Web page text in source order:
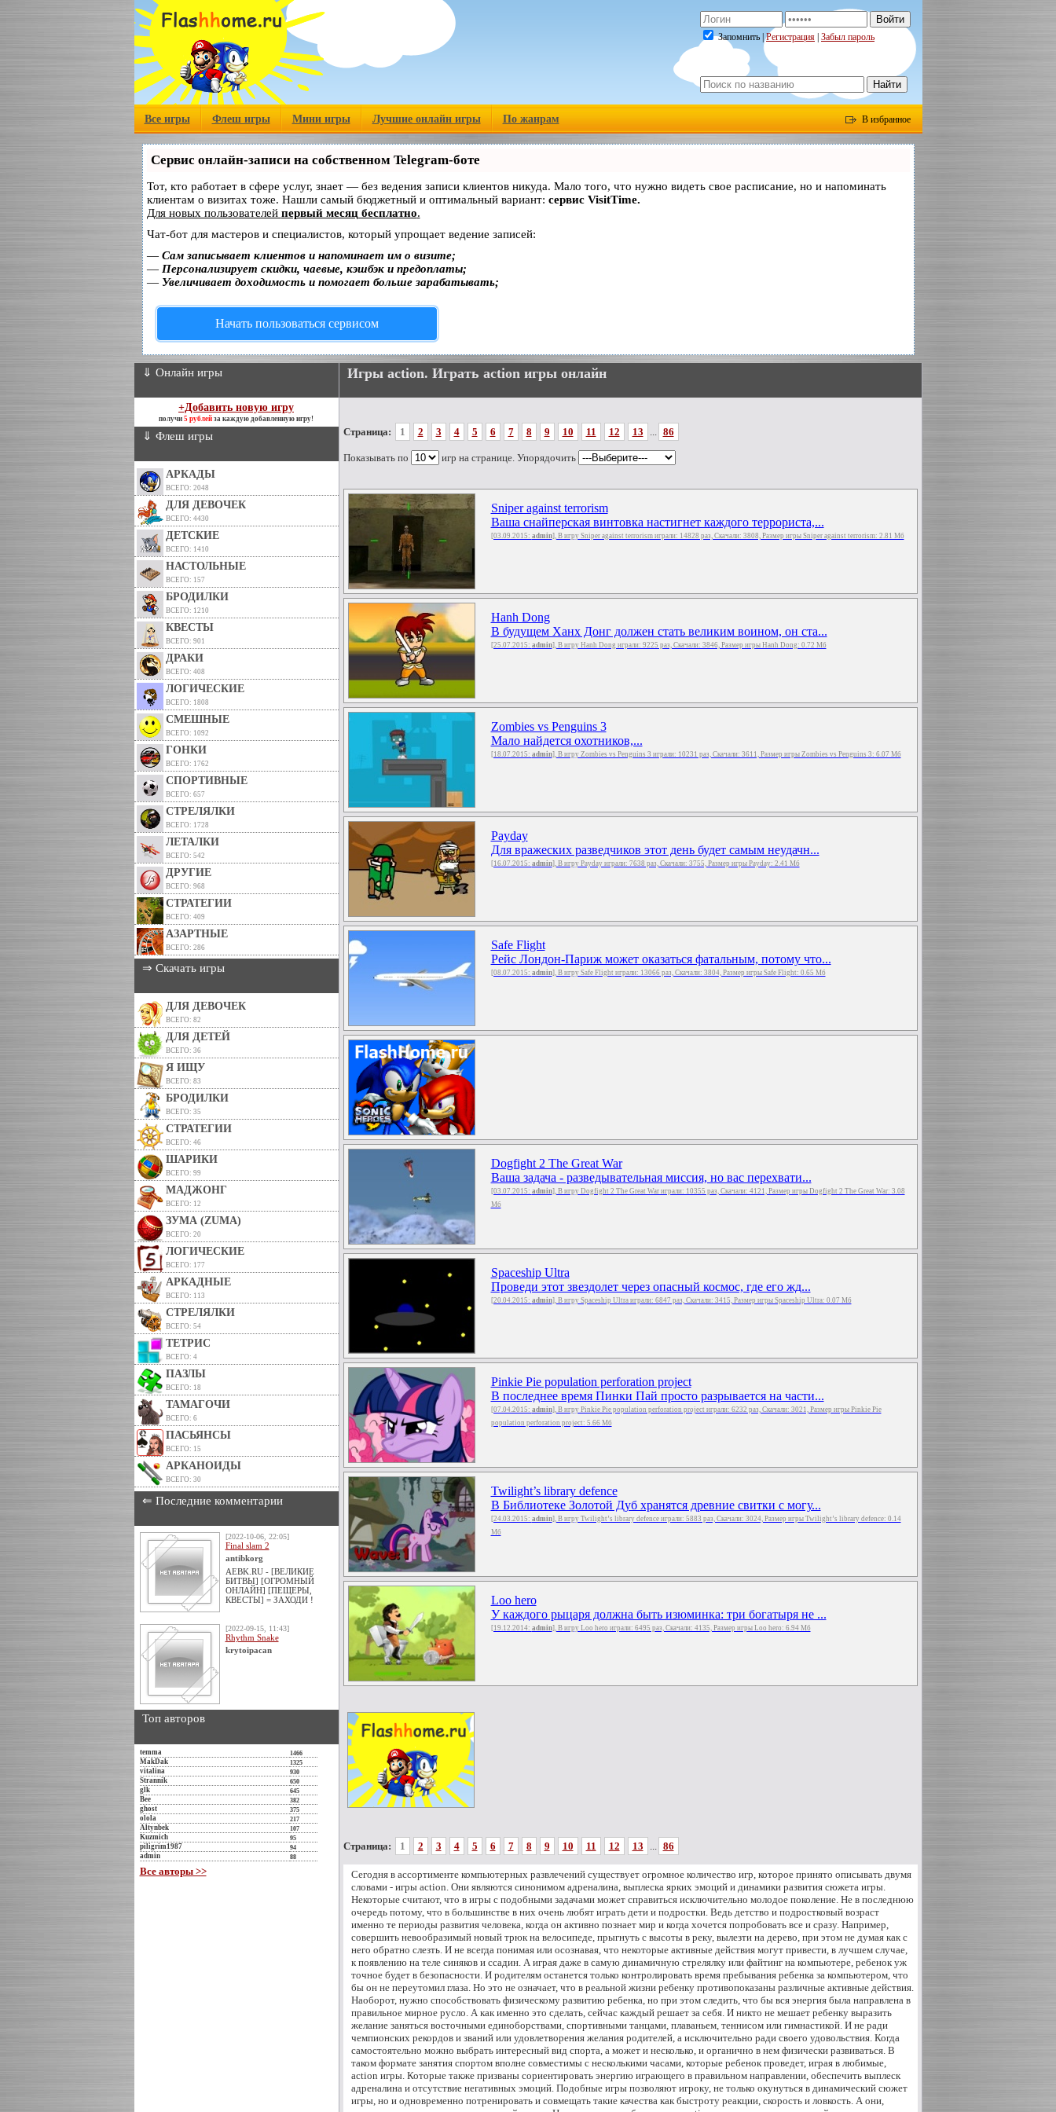
Запомнить |Регистрация Забыл пароль
Все игры Флеш игры Мини игры Лучшие онлайн игры По жанрам В избранное
Сервис онлайн-записи на собственном Telegram-боте
Тот, кто работает в сфере услуг, знает — без ведения записи клиентов никуда. Мало того, что нужно видеть свое расписание, но и напоминать
клиентам о визитах тоже. Нашли самый бюджетный и оптимальный вариант: сервис VisitTime.
Для новых пользователей первый месяц бесплатно.
Чат-бот для мастеров и специалистов, который упрощает ведение записей:
— Сам записывает клиентов и напоминает им о визите;
— Персонализирует скидки, чаевые, кэшбэк и предоплаты;
— Увеличивает доходимость и помогает больше зарабатывать;
Начать пользоваться сервисом
⇓ Онлайн игры
+Добавить новую игру
получи 5 рублей за каждую добавленную игру!
⇓ Флеш игры
АРКАДЫ
ВСЕГО: 2048
ДЛЯ ДЕВОЧЕК
ВСЕГО: 4430
ДЕТСКИЕ
ВСЕГО: 1410
НАСТОЛЬНЫЕ
ВСЕГО: 157
БРОДИЛКИ
ВСЕГО: 1210
КВЕСТЫ
ВСЕГО: 901
ДРАКИ
ВСЕГО: 408
ЛОГИЧЕСКИЕ
ВСЕГО: 1808
СМЕШНЫЕ
ВСЕГО: 1092
ГОНКИ
ВСЕГО: 1762
СПОРТИВНЫЕ
ВСЕГО: 657
СТРЕЛЯЛКИ
ВСЕГО: 1728
ЛЕТАЛКИ
ВСЕГО: 542
ДРУГИЕ
ВСЕГО: 968
СТРАТЕГИИ
ВСЕГО: 409
АЗАРТНЫЕ
ВСЕГО: 286
⇒ Скачать игры
ДЛЯ ДЕВОЧЕК
ВСЕГО: 82
ДЛЯ ДЕТЕЙ
ВСЕГО: 36
Я ИЩУ
ВСЕГО: 83
БРОДИЛКИ
ВСЕГО: 35
СТРАТЕГИИ
ВСЕГО: 46
ШАРИКИ
ВСЕГО: 99
МАДЖОНГ
ВСЕГО: 12
ЗУМА (ZUMA)
ВСЕГО: 20
ЛОГИЧЕСКИЕ
ВСЕГО: 177
АРКАДНЫЕ
ВСЕГО: 113
СТРЕЛЯЛКИ
ВСЕГО: 54
ТЕТРИС
ВСЕГО: 4
ПАЗЛЫ
ВСЕГО: 18
ТАМАГОЧИ
ВСЕГО: 6
ПАСЬЯНСЫ
ВСЕГО: 15
АРКАНОИДЫ
ВСЕГО: 30
⇐ Последние комментарии
[2022-10-06, 22:05]
Final slam 2
antibkorg
AEBK.RU - [ВЕЛИКИЕ
БИТВЫ] [ОГРОМНЫЙ
ОНЛАЙН] [ПЕЩЕРЫ,
КВЕСТЫ] = ЗАХОДИ !
[2022-09-15, 11:43]
Rhythm Snake
krytoipacan
Топ авторов
temma 1466
MakDak 1325
vitalina 930
Strannik 650
glk 645
Bee 382
ghost 375
olola 217
Altynbek 107
Kuzmich 95
piligrim1987 94
admin 88
Все авторы >>
Игры action. Играть action игры онлайн
Страница: 1 2 3 4 5 6 7 8 9 10 11 12 13 ... 86
Показывать по игр на странице. Упорядочить
Sniper against terrorism
Ваша снайперская винтовка настигнет каждого террориста,...
[03.09.2015: admin], В игру Sniper against terrorism играли: 14828 раз, Скачали: 3808, Размер игры Sniper against terrorism: 2.81 Мб
Hanh Dong
В будущем Ханх Донг должен стать великим воином, он ста...
[25.07.2015: admin], В игру Hanh Dong играли: 9225 раз, Скачали: 3846, Размер игры Hanh Dong: 0.72 Мб
Zombies vs Penguins 3
Мало найдется охотников,...
[18.07.2015: admin], В игру Zombies vs Penguins 3 играли: 10231 раз, Скачали: 3611, Размер игры Zombies vs Penguins 3: 6.07 Мб
Payday
Для вражеских разведчиков этот день будет самым неудачн...
[16.07.2015: admin], В игру Payday играли: 7638 раз, Скачали: 3755, Размер игры Payday: 2.41 Мб
Safe Flight
Рейс Лондон-Париж может оказаться фатальным, потому что...
[08.07.2015: admin], В игру Safe Flight играли: 13066 раз, Скачали: 3804, Размер игры Safe Flight: 0.65 Мб
Dogfight 2 The Great War
Ваша задача - разведывательная миссия, но вас перехвати...
[03.07.2015: admin], В игру Dogfight 2 The Great War играли: 10355 раз, Скачали: 4121, Размер игры Dogfight 2 The Great War: 3.08
Мб
Spaceship Ultra
Проведи этот звездолет через опасный космос, где его жд...
[20.04.2015: admin], В игру Spaceship Ultra играли: 6847 раз, Скачали: 3415, Размер игры Spaceship Ultra: 0.07 Мб
Pinkie Pie population perforation project
В последнее время Пинки Пай просто разрывается на части...
[07.04.2015: admin], В игру Pinkie Pie population perforation project играли: 6232 раз, Скачали: 3021, Размер игры Pinkie Pie
population perforation project: 5.66 Мб
Twilight’s library defence
В Библиотеке Золотой Дуб хранятся древние свитки с могу...
[24.03.2015: admin], В игру Twilight’s library defence играли: 5883 раз, Скачали: 3024, Размер игры Twilight’s library defence: 0.14
Мб
Loo hero
У каждого рыцаря должна быть изюминка: три богатыря не ...
[19.12.2014: admin], В игру Loo hero играли: 6495 раз, Скачали: 4135, Размер игры Loo hero: 6.94 Мб
Страница: 1 2 3 4 5 6 7 8 9 10 11 12 13 ... 86
Сегодня в ассортименте компьютерных развлечений существует огромное количество игр, которое принято описывать двумя
словами - игры action. Они являются синонимом адреналина, выплеска ярких эмоций и динамики развития сюжета игры.
Некоторые считают, что в игры с подобными задачами может справиться исключительно молодое поколение. Не в последнюю
очередь потому, что в большинстве в них очень любят играть дети и подростки. Ведь детство и подростковый возраст
именно те периоды развития человека, когда он активно познает мир и когда хочется попробовать все и сразу. Например,
совершить невообразимый новый трюк на велосипеде, прыгнуть с высоты в реку, вылезти на дерево, при этом не думая как с
него обратно слезть. И не всегда понимая или осознавая, что некоторые активные действия могут привести, в лучшем случае,
к появлению на теле синяков и ссадин. А играя даже в самую динамичную стрелялку или файтинг на компьютере, ребенок уж
точное будет в безопасности. И родителям останется только контролировать время пребывания ребенка за компьютером, что
бы он не переутомил глаза. Но это не означает, что в реальной жизни ребенку противопоказаны различные активные действия.
Наоборот, нужно способствовать физическому развитию ребенка, но при этом следить, что бы вся энергия была направлена в
правильное мирное русло. А как именно это сделать, сейчас каждый решает за себя. И никто не мешает ребенку выразить
желание заняться восточными единоборствами, спортивными танцами, плаваньем, теннисом или гимнастикой. И не ради
чемпионских рекордов и званий или удовлетворения желания родителей, а исключительно ради своего удовольствия. Когда
самостоятельно можно выбрать интересный вид спорта, а может и несколько, и органично в нем физически развиваться. В
таком формате занятия спортом вполне совместимы с несколькими часами, которые ребенок проведет, играя в любимые,
action игры. Которые также призваны сориентировать энергию играющего в правильном направлении, обеспечить выплеск
адреналина и отсутствие негативных эмоций. Подобные игры позволяют игроку, не только окунуться в динамический сюжет
игры, но и одновременно потренировать и совмещать такие качества как быстроту реакции, скорость и ловкость. А они,